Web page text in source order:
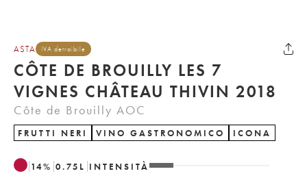
ASTA IVA detraibile
CÔTE DE BROUILLY LES 7
VIGNES CHÂTEAU THIVIN 2018
Côte de Brouilly AOC
FRUTTI NERI VINO GASTRONOMICO ICONA
14% 0.75 L INTENSITÀ